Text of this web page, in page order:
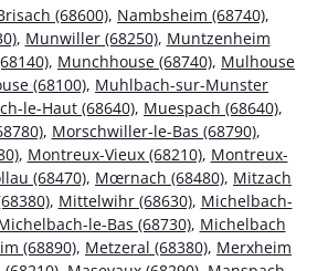
(68600), Nambsheim (68740),
, Munwiller (68250), Muntzenheim
, Munchhouse (68740), Mulhouse
(68100), Muhlbach-sur-Munster
le-Haut (68640), Muespach (68640),
, Morschwiller-le-Bas (68790),
, Montreux-Vieux (68210), Montreux-
(68470), Mœrnach (68480), Mitzach
, Mittelwihr (68630), Michelbach-
le-Bas (68730), Michelbach
(68890), Metzeral (68380), Merxheim